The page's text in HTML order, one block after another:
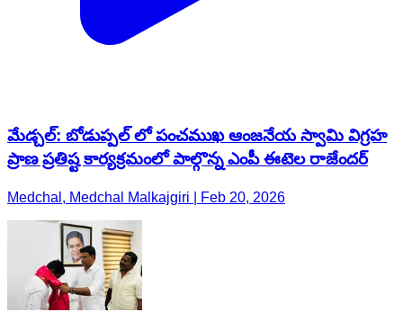
మేడ్చల్: బోడుప్పల్ లో పంచముఖ ఆంజనేయ స్వామి విగ్రహ
ప్రాణ ప్రతిష్ట కార్యక్రమంలో పాల్గొన్న ఎంపీ ఈటెల రాజేందర్
Medchal, Medchal Malkajgiri | Feb 20, 2026